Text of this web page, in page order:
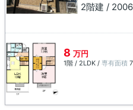
2階建 /
8 万円
1階 / 2LDK / 専有面積